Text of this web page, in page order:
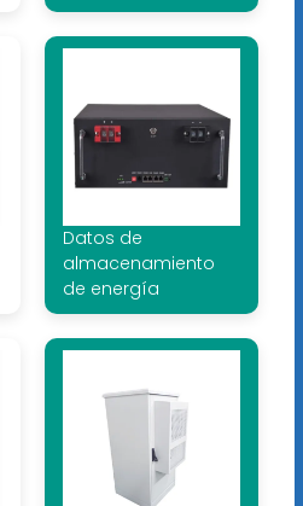
Datos de
almacenamiento
de energía